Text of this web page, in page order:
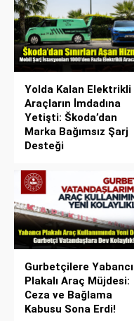
Yolda Kalan Elektrikli
Araçların İmdadına
Yetişti: Škoda’dan
Marka Bağımsız Şarj
Desteği
Gurbetçilere Yabancı
Plakalı Araç Müjdesi:
Ceza ve Bağlama
Kabusu Sona Erdi!